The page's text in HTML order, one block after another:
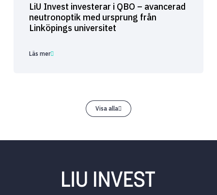
LiU Invest investerar i QBO – avancerad
neutronoptik med ursprung från
Linköpings universitet
Läs mer
Visa alla